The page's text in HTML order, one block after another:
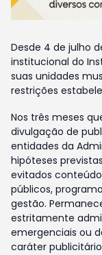
Desde 4 de julho
institucional do
suas unidades
restrições
Nos três meses
divulgação de
entidades da
hipóteses
evitados
públicos,
gestão.
estritamente
emergenciais ou
caráter